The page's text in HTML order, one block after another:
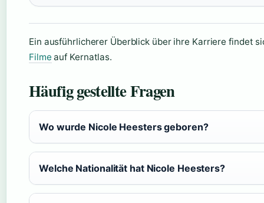
Ein ausführlicherer Überblick über ihre Karriere findet
Filme auf Kernatlas.
Häufig gestellte Fragen
Wo wurde Nicole Heesters geboren?
Welche Nationalität hat Nicole Heesters?